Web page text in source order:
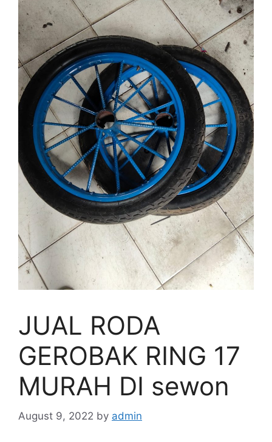
JUAL RODA
GEROBAK RING 17
MURAH DI sewon
August 9, 2022 by admin